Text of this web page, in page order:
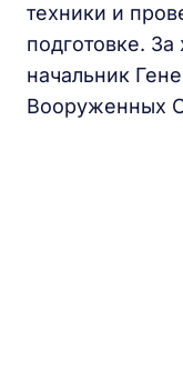
техники и
подготовке.
начальник
Вооруженных